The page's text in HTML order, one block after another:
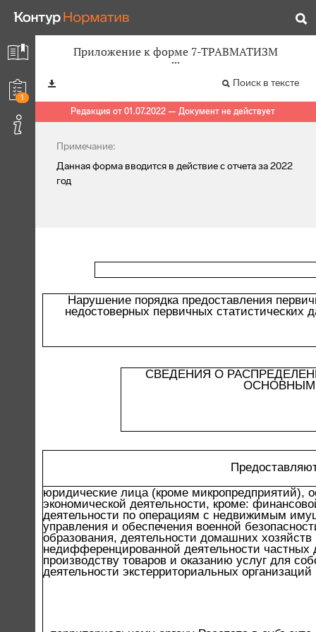
1
Приложение к форме 7-ТРАВМАТИЗМ
Поиск в тексте
Редакция от 01.07.2022 — Документ не действует
Примечание:
Данная форма вводится в действие с отчета за 2022
год
Нарушение порядка предоставления
недостоверных первичных статистических
СВЕДЕНИЯ О
ОСНОВНЫМ
юридические лица (кроме микропредприятий),
экономической деятельности, кроме:
деятельности по операциям с недвижимым
управления и обеспечения военной
образования, деятельности домашних хозяйств
недифференцированной деятельности
производству товаров и оказанию услуг для
деятельности экстерриториальных организаций